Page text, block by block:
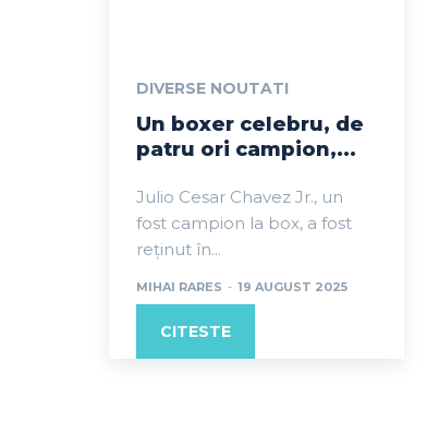
DIVERSE NOUTATI
Un boxer celebru, de
patru ori campion,...
Julio Cesar Chavez Jr., un
fost campion la box, a fost
reținut în...
MIHAI RARES - 19 AUGUST 2025
CITESTE